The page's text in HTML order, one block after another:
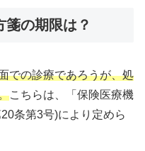
箋の期限は？
での診療であろうが、処
こちらは、「保険医療機
条第3号)により定めら